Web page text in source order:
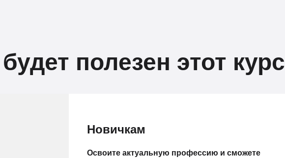
полезен этот курс
Новичкам
Освоите актуальную профессию и сможете